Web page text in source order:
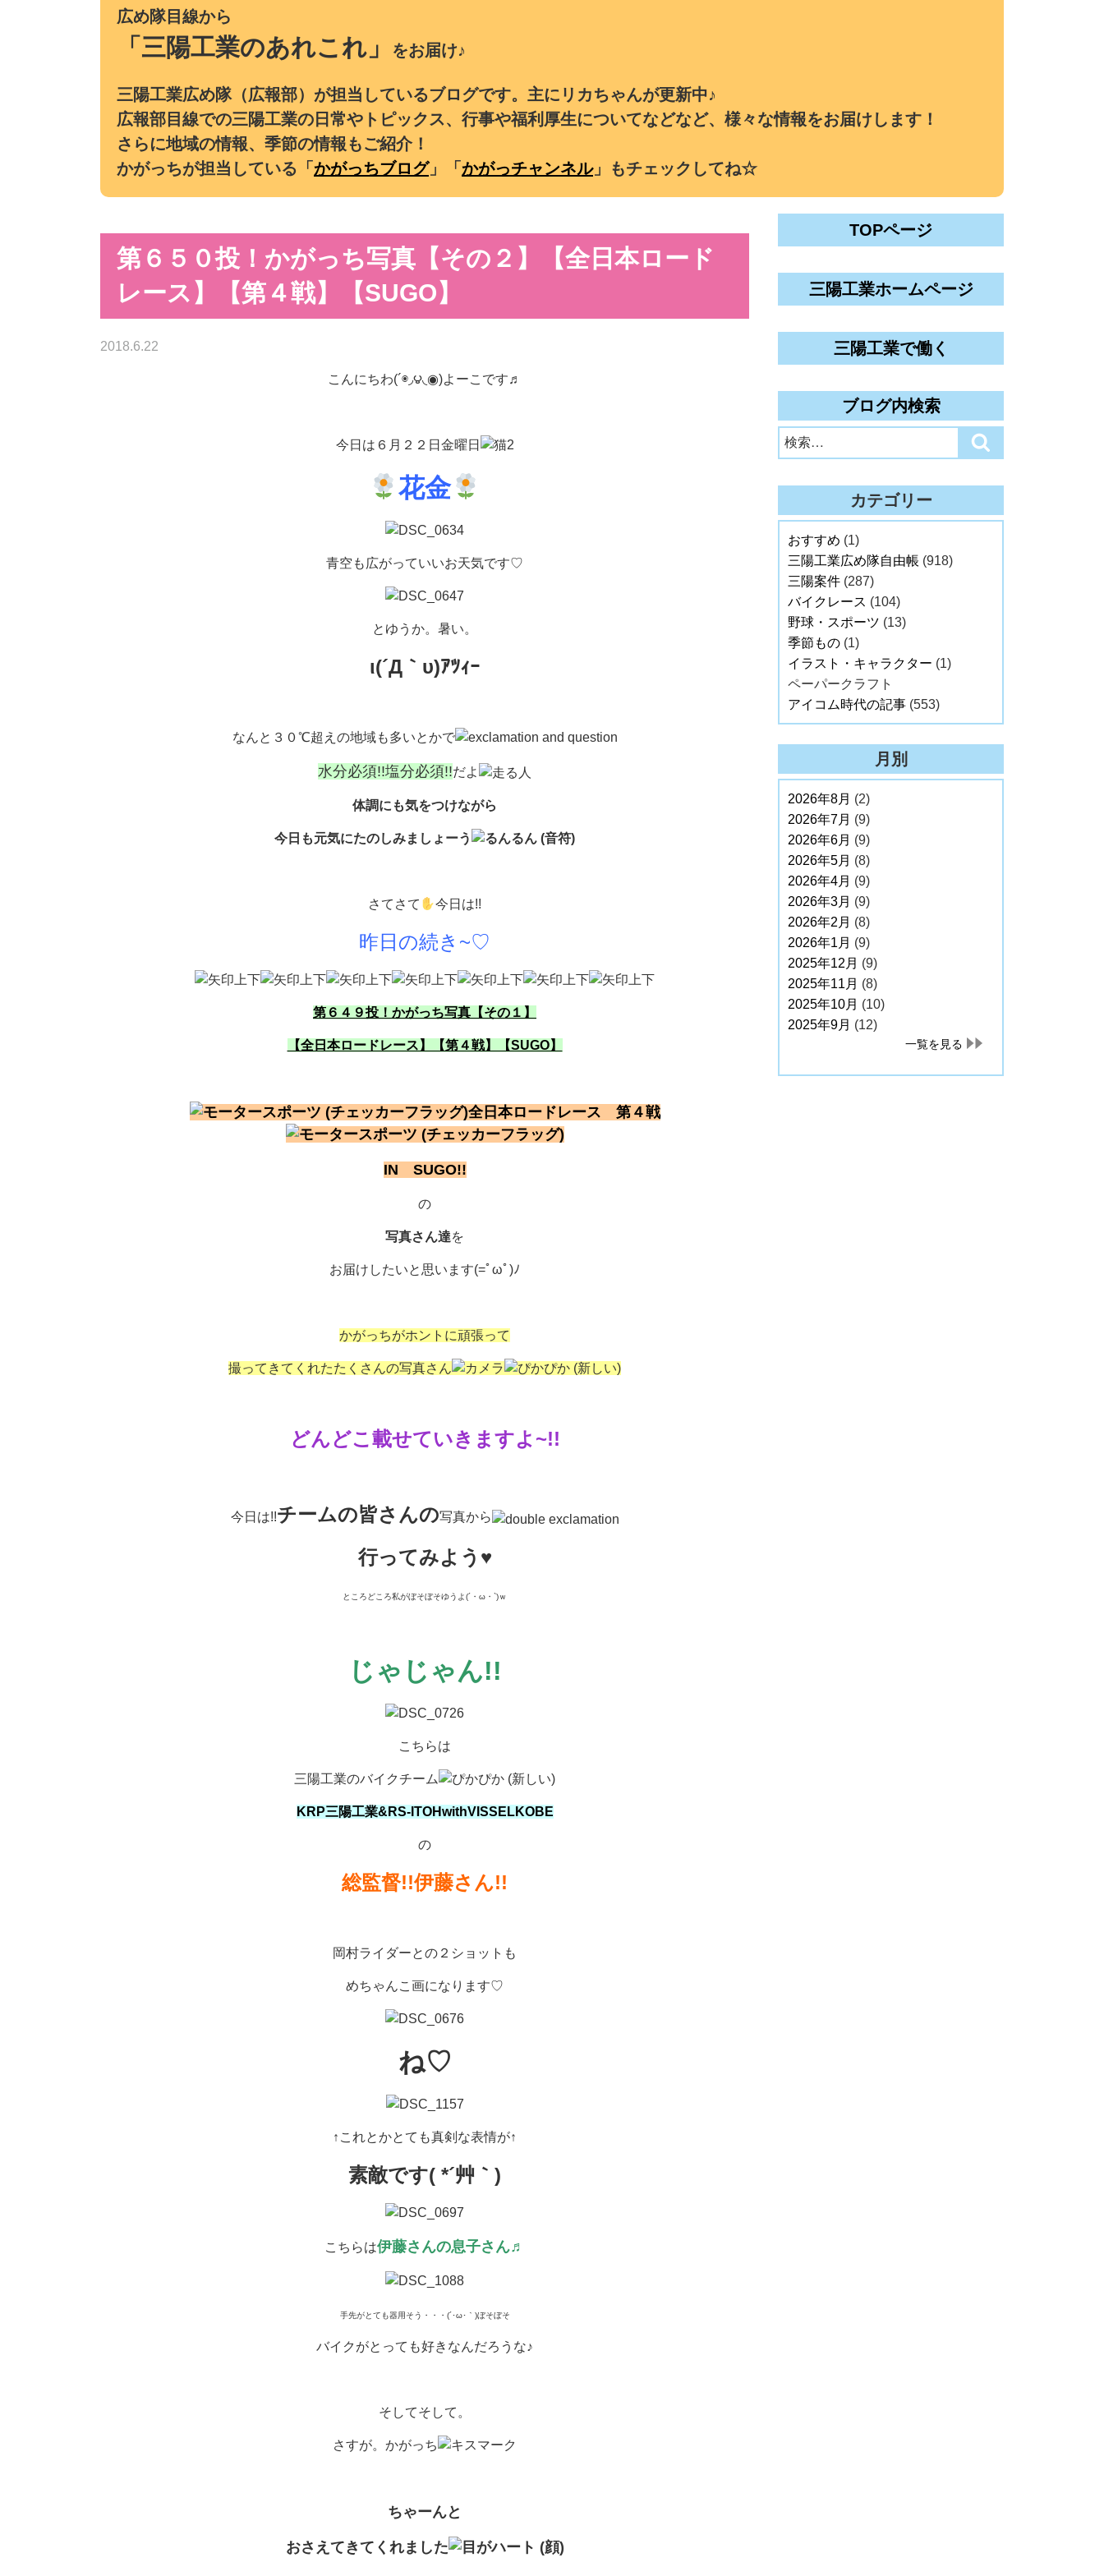
広め隊目線から
「三陽工業のあれこれ」 をお届け♪
三陽工業広め隊（広報部）が担当しているブログです。主にリカちゃんが更新中♪
広報部目線での三陽工業の日常やトピックス、行事や福利厚生についてなどなど、様々な情報をお届けします！
さらに地域の情報、季節の情報もご紹介！
かがっちが担当している「 かがっちブログ」「 かがっチャンネル」もチェックしてね☆
第６５０投！かがっち写真【その２】【全日本ロード
レース】【第４戦】【SUGO】
2018.6.22
こんにちわ(´◉◞౪◟◉)よーこです♬
今日は６月２２日金曜日
花金
青空も広がっていいお天気です♡
とゆうか。暑い。
ι(´Д｀υ)ｱﾂｨｰ
なんと３０℃超えの地域も多いとかで
水分必須!!塩分必須!!だよ
体調にも気をつけながら
今日も元気にたのしみましょーう
さてさて 今日は!!
昨日の続き~♡
第６４９投！かがっち写真【その１】
【全日本ロードレース】【第４戦】【SUGO】
全日本ロードレース 第４戦
IN SUGO!!
の
写真さん達を
お届けしたいと思います(=ﾟωﾟ)ﾉ
かがっちがホントに頑張って
撮ってきてくれたたくさんの写真さん
どんどこ載せていきますよ~!!
今日は!!チームの皆さんの写真から
行ってみよう♥
ところどころ私がぼそぼそゆうよ(´・ω・`)ｗ
じゃじゃん!!
こちらは
三陽工業のバイクチーム
KRP三陽工業&RS-ITOHwithVISSELKOBE
の
総監督!!伊藤さん!!
岡村ライダーとの２ショットも
めちゃんこ画になります♡
ね♡
↑これとかとても真剣な表情が↑
素敵です( *´艸｀)
こちらは伊藤さんの息子さん♬
手先がとても器用そう・・・(´･ω･｀)ぼそぼそ
バイクがとっても好きなんだろうな♪
そしてそして。
さすが。かがっち
ちゃーんと
おさえてきてくれました
TOPページ
三陽工業ホームページ
三陽工業で働く
ブログ内検索
検
索:
索
カテゴリー
おすすめ (1)
三陽工業広め隊自由帳 (918)
三陽案件 (287)
バイクレース (104)
野球・スポーツ (13)
季節もの (1)
イラスト・キャラクター (1)
ペーパークラフト
アイコム時代の記事 (553)
月別
2026年8月 (2)
2026年7月 (9)
2026年6月 (9)
2026年5月 (8)
2026年4月 (9)
2026年3月 (9)
2026年2月 (8)
2026年1月 (9)
2025年12月 (9)
2025年11月 (8)
2025年10月 (10)
2025年9月 (12)
一覧を見る